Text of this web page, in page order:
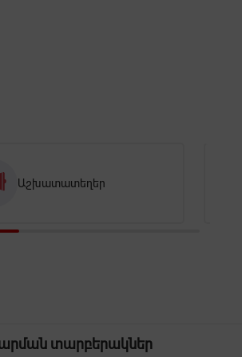
Աշխատատեղեր
տարբերակներ